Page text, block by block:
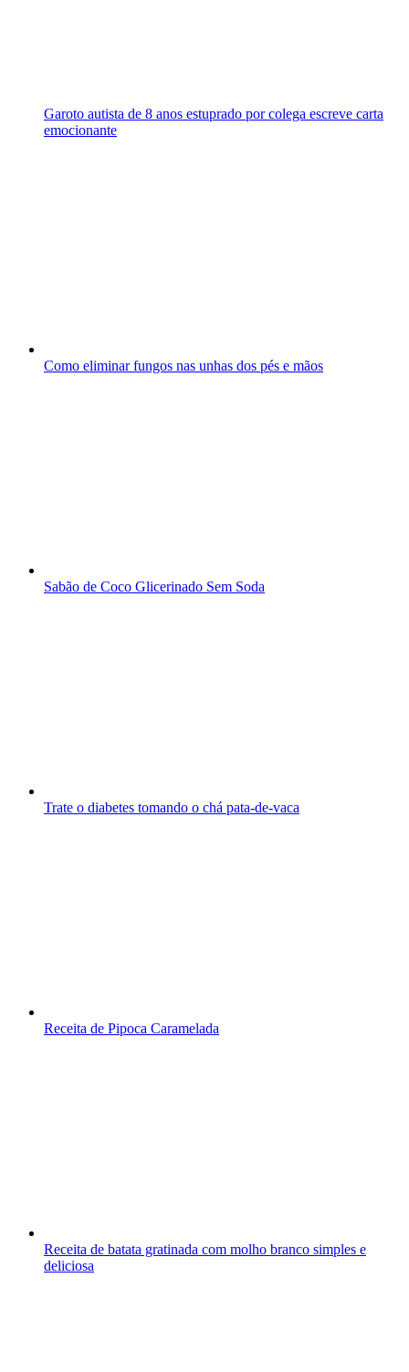
Garoto autista de 8 anos estuprado por colega escreve carta
emocionante
Como eliminar fungos nas unhas dos pés e mãos
Sabão de Coco Glicerinado Sem Soda
Trate o diabetes tomando o chá pata-de-vaca
Receita de Pipoca Caramelada
Receita de batata gratinada com molho branco simples e
deliciosa